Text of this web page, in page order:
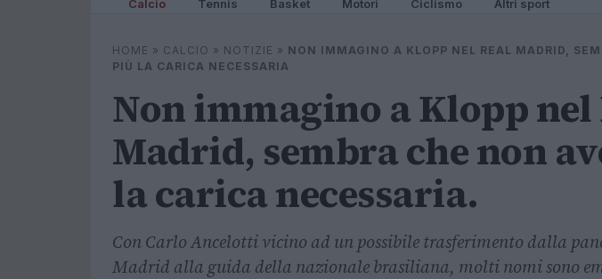
Calcio Tennis Basket Motori Ciclismo Altri sport
HOME » CALCIO » NOTIZIE » NON IMMAGINO A KLOPP NEL REAL MADRID,
PIÙ LA CARICA NECESSARIA
Non immagino a Klopp nel
Madrid, sembra che non
la carica necessaria.
Con Carlo Ancelotti vicino ad un possibile trasferimento dalla
Madrid alla guida della nazionale brasiliana, molti nomi sono